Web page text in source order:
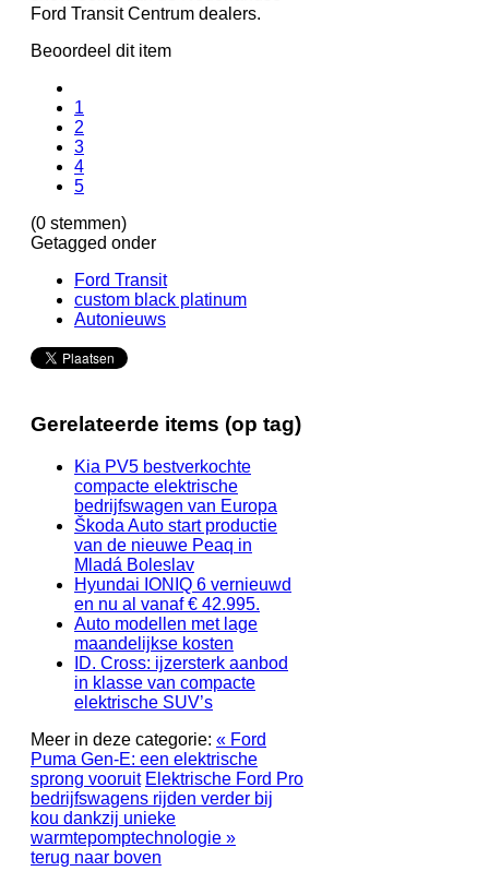
Ford Transit Centrum dealers.
Beoordeel dit item
1
2
3
4
5
(0 stemmen)
Getagged onder
Ford Transit
custom black platinum
Autonieuws
Gerelateerde items (op tag)
Kia PV5 bestverkochte
compacte elektrische
bedrijfswagen van Europa
Škoda Auto start productie
van de nieuwe Peaq in
Mladá Boleslav
Hyundai IONIQ 6 vernieuwd
en nu al vanaf € 42.995.
Auto modellen met lage
maandelijkse kosten
ID. Cross: ijzersterk aanbod
in klasse van compacte
elektrische SUV’s
Meer in deze categorie: « Ford
Puma Gen-E: een elektrische
sprong vooruit Elektrische Ford Pro
bedrijfswagens rijden verder bij
kou dankzij unieke
warmtepomptechnologie »
terug naar boven